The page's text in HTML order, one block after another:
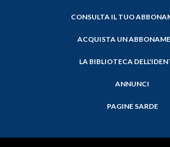
CONSULTA IL TUO
ACQUISTA UN
LA BIBLIOTECA
ANNUNCI
PAGINE SARDE